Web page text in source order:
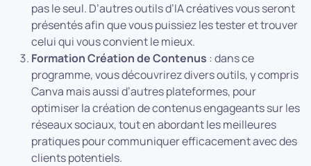
pas le seul. D’autres outils d’IA créatives vous seront
présentés afin que vous puissiez les tester et trouver
celui qui vous convient le mieux.
Formation Création de Contenus : dans ce
programme, vous découvrirez divers outils, y compris
Canva mais aussi d’autres plateformes, pour
optimiser la création de contenus engageants sur les
réseaux sociaux, tout en abordant les meilleures
pratiques pour communiquer efficacement avec des
clients potentiels.